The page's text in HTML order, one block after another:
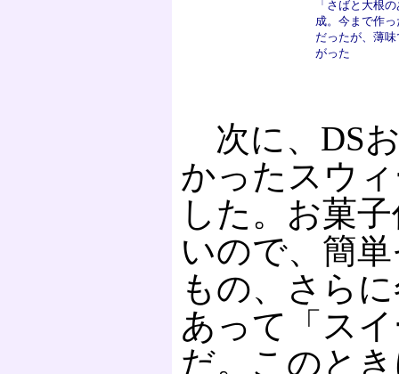
「さばと大根
成。今まで作
だったが、薄
がった
次に、DS
かったスウ
した。お菓
いので、簡
もの、さら
あって「ス
だ。このと